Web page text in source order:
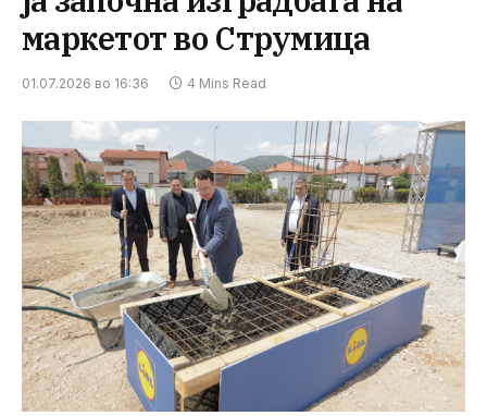
маркетот во Струмица
01.07.2026 во 16:36 4 Mins Read